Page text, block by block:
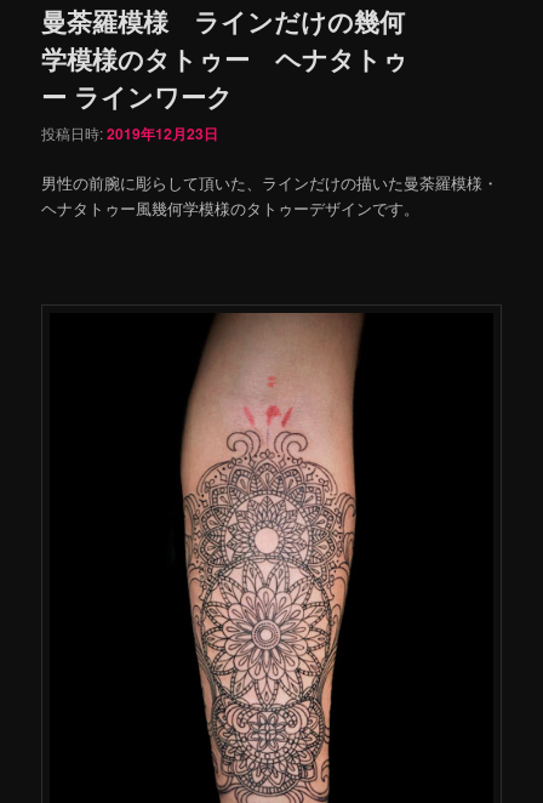
曼荼羅模様 ラインだけの幾何
学模様のタトゥー ヘナタトゥ
ー ラインワーク
投稿日時:2019年12月23日
男性の前腕に彫らして頂いた、ラインだけの描いた曼荼羅模様・
ヘナタトゥー風幾何学模様のタトゥーデザインです。